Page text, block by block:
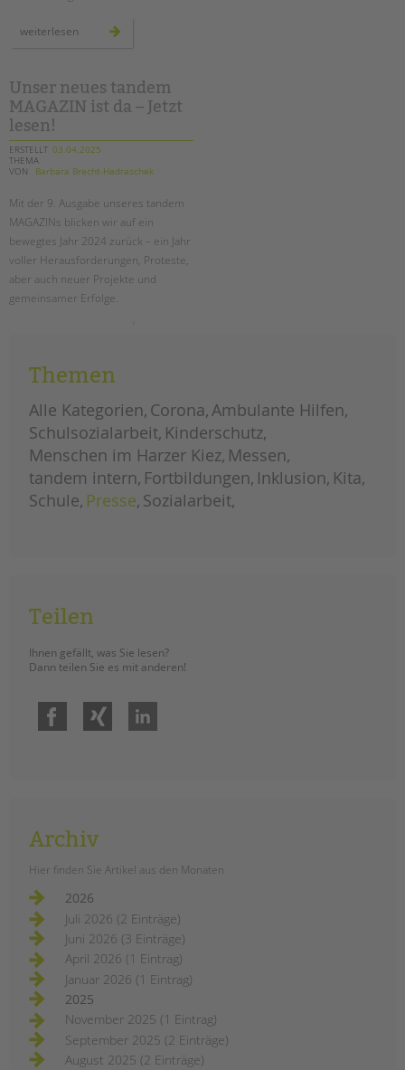
TANDEM BTL AKADEMIE
Zertfikatskurse
Seminarräume
STADTTEILARBEIT
PROFIL | LEITBILD
Kinder- und Jugendschutz
Unsere Videos
Gesellschafter VdK
schoolcoach BTL
tandem international
Stellenangebote
tandem als Arbeitgeberin
NEWS/BLOG
unkuerzbar
Briefe an Kai
Impressum
Datenschutz
Hinweisgebersystem
Intranet
weiterlesen
modularer
charlotte-
pfeffer-
schule
feierlich
Unser neues tandem
MAGAZIN ist da – Jetzt
lesen!
ERSTELLT 03.04.2025
THEMA
VON
Barbara Brecht-Hadraschek
Mit der 9. Ausgabe unseres tandem
MAGAZINs blicken wir auf ein
bewegtes Jahr 2024 zurück – ein Jahr
voller Herausforderungen, Proteste,
aber auch neuer Projekte und
gemeinsamer Erfolge.
ist
da
jetzt
lesen!
Themen
Alle Kategorien Corona Ambulante Hilfen
Schulsozialarbeit Kinderschutz
Menschen im Harzer Kiez Messen
tandem intern Fortbildungen Inklusion Kita
Schule Presse Sozialarbeit
Teilen
Ihnen gefällt, was Sie lesen?
Dann teilen Sie es mit anderen!
Facebook
Archiv
Hier finden Sie Artikel aus den Monaten
2026
Juli 2026 (2 Einträge)
Juni 2026 (3 Einträge)
April 2026 (1 Eintrag)
Januar 2026 (1 Eintrag)
2025
November 2025 (1 Eintrag)
September 2025 (2 Einträge)
August 2025 (2 Einträge)